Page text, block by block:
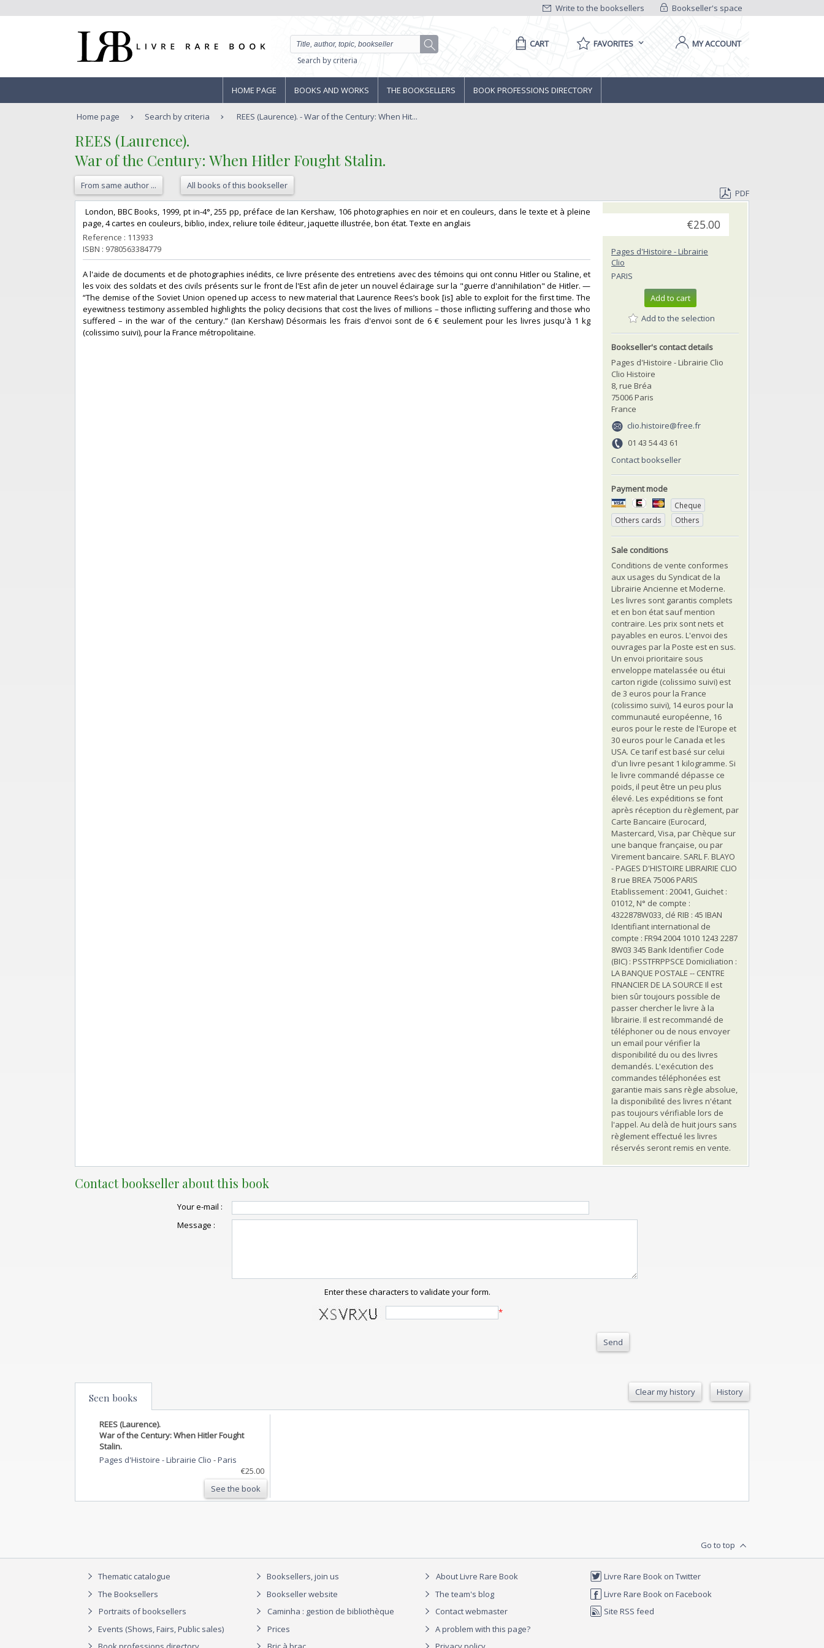
Bookseller's space
Write to the booksellers
Search by criteria
CART FAVORITES MY ACCOUNT
HOME PAGE BOOKS AND WORKS THE BOOKSELLERS BOOK PROFESSIONS DIRECTORY
Home page Search by criteria REES (Laurence). - War of the Century: When Hit...
‎REES (Laurence).‎
‎War of the Century: When Hitler Fought Stalin.‎
From same author ... All books of this bookseller
PDF
‎ London, BBC Books, 1999, pt in-4°, 255 pp, préface de Ian Kershaw, 106 photographies en noir et en couleurs, dans le texte et à pleine
page, 4 cartes en couleurs, biblio, index, reliure toile éditeur, jaquette illustrée, bon état. Texte en anglais‎
Reference : 113933
ISBN : 9780563384779
‎A l'aide de documents et de photographies inédits, ce livre présente des entretiens avec des témoins qui ont connu Hitler ou Staline, et
les voix des soldats et des civils présents sur le front de l'Est afin de jeter un nouvel éclairage sur la "guerre d'annihilation" de Hitler. —
“The demise of the Soviet Union opened up access to new material that Laurence Rees’s book [is] able to exploit for the first time. The
eyewitness testimony assembled highlights the policy decisions that cost the lives of millions – those inflicting suffering and those who
suffered – in the war of the century.” (Ian Kershaw) Désormais les frais d'envoi sont de 6 € seulement pour les livres jusqu'à 1 kg
(colissimo suivi), pour la France métropolitaine.‎
€25.00
Pages d'Histoire - Librairie
Clio
PARIS
Add to cart
Add to the selection
Bookseller's contact details
Pages d'Histoire - Librairie Clio
Clio Histoire
8, rue Bréa
75006 Paris
France
clio.histoire@free.fr
01 43 54 43 61
Contact bookseller
Payment mode
Cheque
Others cards
Others
Sale conditions
Conditions de vente conformes
aux usages du Syndicat de la
Librairie Ancienne et Moderne.
Les livres sont garantis complets
et en bon état sauf mention
contraire. Les prix sont nets et
payables en euros. L'envoi des
ouvrages par la Poste est en sus.
Un envoi prioritaire sous
enveloppe matelassée ou étui
carton rigide (colissimo suivi) est
de 3 euros pour la France
(colissimo suivi), 14 euros pour la
communauté européenne, 16
euros pour le reste de l'Europe et
30 euros pour le Canada et les
USA. Ce tarif est basé sur celui
d'un livre pesant 1 kilogramme. Si
le livre commandé dépasse ce
poids, il peut être un peu plus
élevé. Les expéditions se font
après réception du règlement, par
Carte Bancaire (Eurocard,
Mastercard, Visa, par Chèque sur
une banque française, ou par
Virement bancaire. SARL F. BLAYO
- PAGES D'HISTOIRE LIBRAIRIE CLIO
8 rue BREA 75006 PARIS
Etablissement : 20041, Guichet :
01012, N° de compte :
4322878W033, clé RIB : 45 IBAN
Identifiant international de
compte : FR94 2004 1010 1243 2287
8W03 345 Bank Identifier Code
(BIC) : PSSTFRPPSCE Domiciliation :
LA BANQUE POSTALE -- CENTRE
FINANCIER DE LA SOURCE Il est
bien sûr toujours possible de
passer chercher le livre à la
librairie. Il est recommandé de
téléphoner ou de nous envoyer
un email pour vérifier la
disponibilité du ou des livres
demandés. L'exécution des
commandes téléphonées est
garantie mais sans règle absolue,
la disponibilité des livres n'étant
pas toujours vérifiable lors de
l'appel. Au delà de huit jours sans
règlement effectué les livres
réservés seront remis en vente.
Contact bookseller about this book
Your e-mail :
Message :
Enter these characters to validate your form.
*
Send
Seen books Clear my history History
REES (Laurence).
War of the Century: When Hitler Fought
Stalin.
Pages d'Histoire - Librairie Clio -Paris
€25.00
See the book
Go to top
Thematic catalogue
The Booksellers
Portraits of booksellers
Events (Shows, Fairs, Public sales)
Booksellers, join us
Bookseller website
Caminha : gestion de bibliothèque
Prices
About Livre Rare Book
The team's blog
Contact webmaster
A problem with this page?
Livre Rare Book on Twitter
Livre Rare Book on Facebook
Site RSS feed